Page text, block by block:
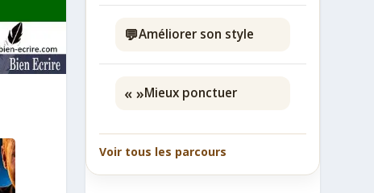
💬Améliorer son style
« »Mieux ponctuer
Voir tous les parcours